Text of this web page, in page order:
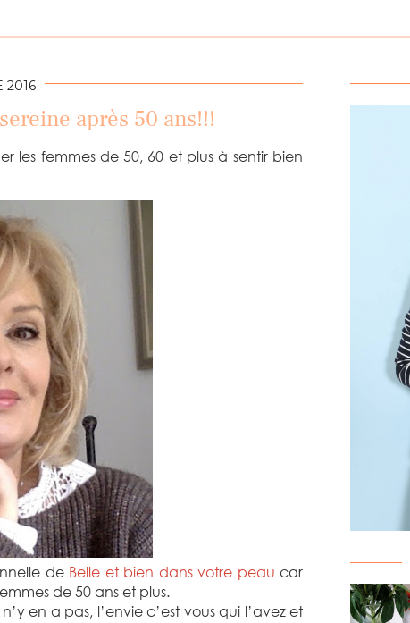
2016
après 50 ans!!!
femmes de 50, 60 et plus à sentir bien
de Belle et bien dans votre peau car
de 50 ans et plus.
en a pas, l’envie c’est vous qui l’avez et